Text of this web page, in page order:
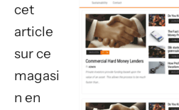
cet
article
sur ce
magasi
n en